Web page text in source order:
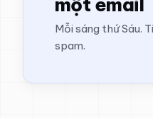
một email
Mỗi sáng thứ Sáu.
spam.